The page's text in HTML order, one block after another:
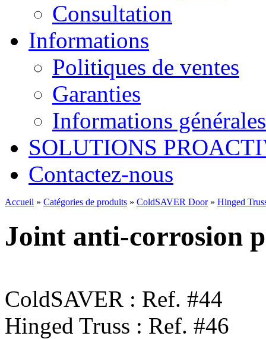
Consultation
Informations
Politiques de ventes
Garanties
Informations
SOLUTIONS
Contactez-nous
Accueil » Catégories de produits » ColdSAVER Door» Hinged
Joint anti-corrosion
ColdSAVER : Ref. #44
Hinged Truss : Ref. #46